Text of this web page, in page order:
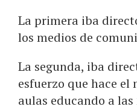
La primera iba
los medios de
La segunda, iba
esfuerzo que hace el
aulas educando a las